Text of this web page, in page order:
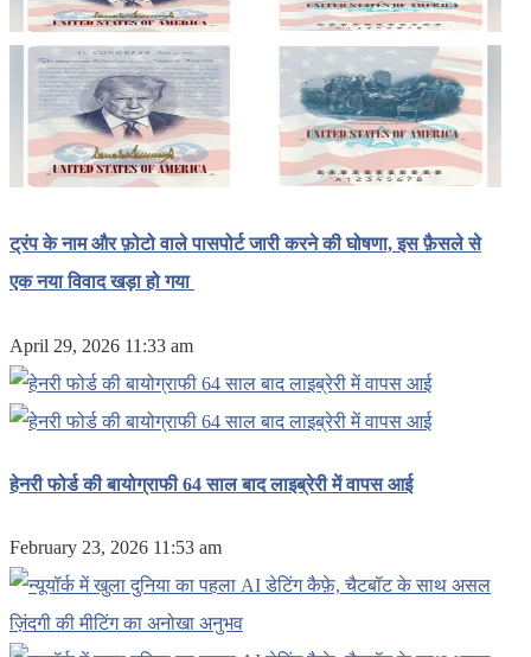
ट्रंप के नाम और फ़ोटो वाले पासपोर्ट जारी करने की घोषणा, इस फ़ैसले से
एक नया विवाद खड़ा हो गया
April 29, 2026 11:33 am
हेनरी फोर्ड की बायोग्राफी 64 साल बाद लाइब्रेरी में वापस आई
February 23, 2026 11:53 am